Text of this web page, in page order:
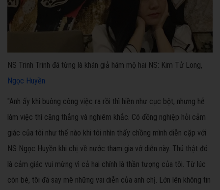
NS Trinh Trinh đã từng là khán giả hâm mộ hai NS: Kim Tử Long,
Ngọc Huyền
"Anh ấy khi buông công việc ra rồi thì hiền như cục bột, nhưng hễ
làm việc thì căng thẳng và nghiêm khắc. Có đồng nghiệp hỏi cảm
giác của tôi như thế nào khi tôi nhìn thấy chồng mình diễn cặp với
NS Ngọc Huyền khi chị về nước tham gia vở diễn này. Thú thật đó
là cảm giác vui mừng vì cả hai chính là thần tượng của tôi. Từ lúc
còn bé, tôi đã say mê những vai diễn của anh chị. Lớn lên không tin